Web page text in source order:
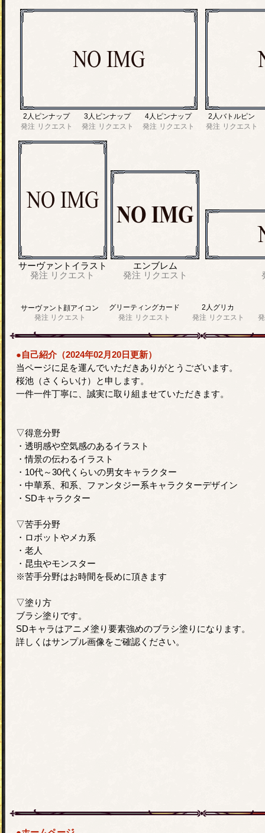
2人ピンナップ
発注 リクエスト
3人ピンナップ
発注 リクエスト
4人ピンナップ
発注 リクエスト
2人バトルピン
発注 リクエスト
サーヴァントイラスト
発注 リクエスト
エンブレム
発注 リクエスト
サーヴァント顔アイコン
発注 リクエスト
グリーティングカード
発注 リクエスト
2人グリカ
発注 リクエスト
●自己紹介（2024年02月20日更新）
当ページに足を運んでいただきありがとうございます。
桜池（さくらいけ）と申します。
一件一件丁寧に、誠実に取り組ませていただきます。
▽得意分野
・透明感や空気感のあるイラスト
・情景の伝わるイラスト
・10代～30代くらいの男女キャラクター
・中華系、和系、ファンタジー系キャラクターデザイン
・SDキャラクター
▽苦手分野
・ロボットやメカ系
・老人
・昆虫やモンスター
※苦手分野はお時間を長めに頂きます
▽塗り方
ブラシ塗りです。
SDキャラはアニメ塗り要素強めのブラシ塗りになります。
詳しくはサンプル画像をご確認ください。